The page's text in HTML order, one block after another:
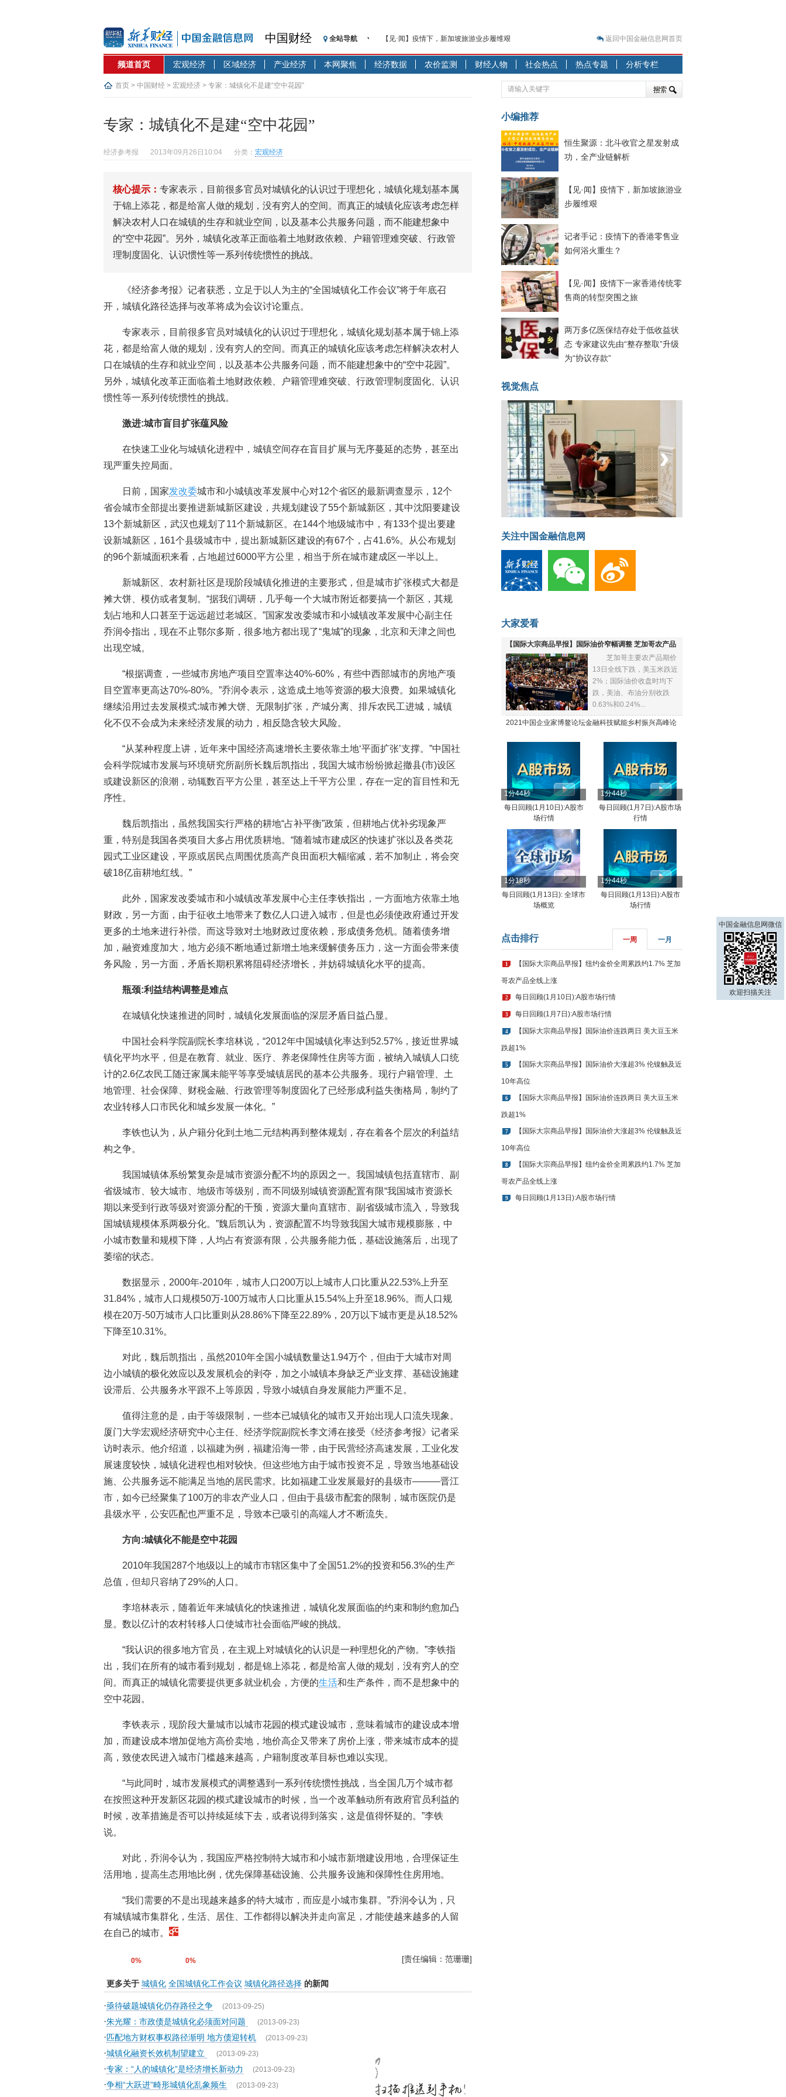
中国财经 全站导航
【见·闻】疫情下，新加坡旅游业步履维艰
记者手记：疫情下的香港零售业如何浴火重生？
【见·闻】疫情下一家香港传统零售商的转型突围之旅
济安金信：中国基金市场数据分析周报（2020. 07.27—2020.07.31）
【新华财经调查】同业存单、结构性存款玩起“跷跷板” 结构性失衡藏
央行公开市场净投放300亿元 短端资金利率明显下行
基本面及股市双轮冲击 债市回调十年期债表现最弱
沥青期货连续两日涨逾3% 沪银及两粕涨势喜人
恒生聚源：北斗收官之星发射成功，全产业链解析
济安金信：中国基金市场数据分析周报（2020. 08.17—2020.08.21）
返回中国金融信息网首页
频道首页 宏观经济 区域经济 产业经济 本网聚焦 经济数据 农价监测 财经人物 社会热点 热点专题 分析专栏
首页 > 中国财经 > 宏观经济 > 专家：城镇化不是建“空中花园”
专家：城镇化不是建“空中花园”
经济参考报 2013年09月26日10:04 分类： 宏观经济
核心提示： 专家表示，目前很多官员对城镇化的认识过于理想化，城镇化规划基本属
于锦上添花，都是给富人做的规划，没有穷人的空间。而真正的城镇化应该考虑怎样
解决农村人口在城镇的生存和就业空间，以及基本公共服务问题，而不能建想象中
的“空中花园”。另外，城镇化改革正面临着土地财政依赖、户籍管理难突破、行政管
理制度固化、认识惯性等一系列传统惯性的挑战。
《经济参考报》记者获悉，立足于以人为主的“全国城镇化工作会议”将于年底召
开，城镇化路径选择与改革将成为会议讨论重点。
专家表示，目前很多官员对城镇化的认识过于理想化，城镇化规划基本属于锦上添
花，都是给富人做的规划，没有穷人的空间。而真正的城镇化应该考虑怎样解决农村人
口在城镇的生存和就业空间，以及基本公共服务问题，而不能建想象中的“空中花园”。
另外，城镇化改革正面临着土地财政依赖、户籍管理难突破、行政管理制度固化、认识
惯性等一系列传统惯性的挑战。
激进:城市盲目扩张蕴风险
在快速工业化与城镇化进程中，城镇空间存在盲目扩展与无序蔓延的态势，甚至出
现严重失控局面。
日前，国家发改委城市和小城镇改革发展中心对12个省区的最新调查显示，12个
省会城市全部提出要推进新城新区建设，共规划建设了55个新城新区，其中沈阳要建设
13个新城新区，武汉也规划了11个新城新区。在144个地级城市中，有133个提出要建
设新城新区，161个县级城市中，提出新城新区建设的有67个，占41.6%。从公布规划
的96个新城面积来看，占地超过6000平方公里，相当于所在城市建成区一半以上。
新城新区、农村新社区是现阶段城镇化推进的主要形式，但是城市扩张模式大都是
摊大饼、模仿或者复制。“据我们调研，几乎每一个大城市附近都要搞一个新区，其规
划占地和人口甚至于远远超过老城区。”国家发改委城市和小城镇改革发展中心副主任
乔润令指出，现在不止鄂尔多斯，很多地方都出现了“鬼城”的现象，北京和天津之间也
出现空城。
“根据调查，一些城市房地产项目空置率达40%-60%，有些中西部城市的房地产项
目空置率更高达70%-80%。”乔润令表示，这造成土地等资源的极大浪费。如果城镇化
继续沿用过去发展模式:城市摊大饼、无限制扩张，产城分离、排斥农民工进城，城镇
化不仅不会成为未来经济发展的动力，相反隐含较大风险。
“从某种程度上讲，近年来中国经济高速增长主要依靠土地‘平面扩张’支撑。”中国社
会科学院城市发展与环境研究所副所长魏后凯指出，我国大城市纷纷掀起撤县(市)设区
或建设新区的浪潮，动辄数百平方公里，甚至达上千平方公里，存在一定的盲目性和无
序性。
魏后凯指出，虽然我国实行严格的耕地“占补平衡”政策，但耕地占优补劣现象严
重，特别是我国各类项目大多占用优质耕地。“随着城市建成区的快速扩张以及各类花
园式工业区建设，平原或居民点周围优质高产良田面积大幅缩减，若不加制止，将会突
破18亿亩耕地红线。”
此外，国家发改委城市和小城镇改革发展中心主任李铁指出，一方面地方依靠土地
财政，另一方面，由于征收土地带来了数亿人口进入城市，但是也必须使政府通过开发
更多的土地来进行补偿。而这导致对土地财政过度依赖，形成债务危机。随着债务增
加，融资难度加大，地方必须不断地通过新增土地来缓解债务压力，这一方面会带来债
务风险，另一方面，矛盾长期积累将阻碍经济增长，并妨碍城镇化水平的提高。
瓶颈:利益结构调整是难点
在城镇化快速推进的同时，城镇化发展面临的深层矛盾日益凸显。
中国社会科学院副院长李培林说，“2012年中国城镇化率达到52.57%，接近世界城
镇化平均水平，但是在教育、就业、医疗、养老保障性住房等方面，被纳入城镇人口统
计的2.6亿农民工随迁家属未能平等享受城镇居民的基本公共服务。现行户籍管理、土
地管理、社会保障、财税金融、行政管理等制度固化了已经形成利益失衡格局，制约了
农业转移人口市民化和城乡发展一体化。”
李铁也认为，从户籍分化到土地二元结构再到整体规划，存在着各个层次的利益结
构之争。
我国城镇体系纷繁复杂是城市资源分配不均的原因之一。我国城镇包括直辖市、副
省级城市、较大城市、地级市等级别，而不同级别城镇资源配置有限“我国城市资源长
期以来受到行政等级对资源分配的干预，资源大量向直辖市、副省级城市流入，导致我
国城镇规模体系两极分化。”魏后凯认为，资源配置不均导致我国大城市规模膨胀，中
小城市数量和规模下降，人均占有资源有限，公共服务能力低，基础设施落后，出现了
萎缩的状态。
数据显示，2000年-2010年，城市人口200万以上城市人口比重从22.53%上升至
31.84%，城市人口规模50万-100万城市人口比重从15.54%上升至18.96%。而人口规
模在20万-50万城市人口比重则从28.86%下降至22.89%，20万以下城市更是从18.52%
下降至10.31%。
对此，魏后凯指出，虽然2010年全国小城镇数量达1.94万个，但由于大城市对周
边小城镇的极化效应以及发展机会的剥夺，加之小城镇本身缺乏产业支撑、基础设施建
设滞后、公共服务水平跟不上等原因，导致小城镇自身发展能力严重不足。
值得注意的是，由于等级限制，一些本已城镇化的城市又开始出现人口流失现象。
厦门大学宏观经济研究中心主任、经济学院副院长李文溥在接受《经济参考报》记者采
访时表示。他介绍道，以福建为例，福建沿海一带，由于民营经济高速发展，工业化发
展速度较快，城镇化进程也相对较快。但这些地方由于城市投资不足，导致当地基础设
施、公共服务远不能满足当地的居民需求。比如福建工业发展最好的县级市———晋江
市，如今已经聚集了100万的非农产业人口，但由于县级市配套的限制，城市医院仍是
县级水平，公安匹配也严重不足，导致本已吸引的高端人才不断流失。
方向:城镇化不能是空中花园
2010年我国287个地级以上的城市市辖区集中了全国51.2%的投资和56.3%的生产
总值，但却只容纳了29%的人口。
李培林表示，随着近年来城镇化的快速推进，城镇化发展面临的约束和制约愈加凸
显。数以亿计的农村转移人口使城市社会面临严峻的挑战。
“我认识的很多地方官员，在主观上对城镇化的认识是一种理想化的产物。”李铁指
出，我们在所有的城市看到规划，都是锦上添花，都是给富人做的规划，没有穷人的空
间。而真正的城镇化需要提供更多就业机会，方便的生活和生产条件，而不是想象中的
空中花园。
李铁表示，现阶段大量城市以城市花园的模式建设城市，意味着城市的建设成本增
加，而建设成本增加促地方高价卖地，地价高企又带来了房价上涨，带来城市成本的提
高，致使农民进入城市门槛越来越高，户籍制度改革目标也难以实现。
“与此同时，城市发展模式的调整遇到一系列传统惯性挑战，当全国几万个城市都
在按照这种开发新区花园的模式建设城市的时候，当一个改革触动所有政府官员利益的
时候，改革措施是否可以持续延续下去，或者说得到落实，这是值得怀疑的。”李铁
说。
对此，乔润令认为，我国应严格控制特大城市和小城市新增建设用地，合理保证生
活用地，提高生态用地比例，优先保障基础设施、公共服务设施和保障性住房用地。
“我们需要的不是出现越来越多的特大城市，而应是小城市集群。”乔润令认为，只
有城镇城市集群化，生活、居住、工作都得以解决并走向富足，才能使越来越多的人留
在自己的城市。
0% 0% [责任编辑：范珊珊]
更多关于 城镇化 全国城镇化工作会议 城镇化路径选择 的新闻
·亟待破题城镇化仍存路径之争 (2013-09-25)
·朱光耀：市政债是城镇化必须面对问题 (2013-09-23)
·匹配地方财权事权路径渐明 地方债迎转机 (2013-09-23)
·城镇化融资长效机制望建立 (2013-09-23)
·专家：“人的城镇化”是经济增长新动力 (2013-09-23)
·争相“大跃进”畸形城镇化乱象频生 (2013-09-23)
小编推荐
恒生聚源：北斗收官之星发射成
功，全产业链解析
【见·闻】疫情下，新加坡旅游业
步履维艰
记者手记：疫情下的香港零售业
如何浴火重生？
【见·闻】疫情下一家香港传统零
售商的转型突围之旅
两万多亿医保结存处于低收益状
态 专家建议先由“整存整取”升级
为“协议存款”
视觉焦点
坐上火车看老挝
‹ ›
关注中国金融信息网
大家爱看
【国际大宗商品早报】国际油价窄幅调整 芝加哥农产品
全线下跌
芝加哥主要农产品期价
13日全线下跌，美玉米跌近
2%；国际油价收盘时均下
跌，美油、布油分别收跌
0.63%和0.24%...
2021中国企业家博鳌论坛金融科技赋能乡村振兴高峰论
1分44秒
每日回顾(1月10日):A股市
场行情
1分44秒
每日回顾(1月7日):A股市场
行情
1分18秒
每日回顾(1月13日): 全球市
场概览
1分44秒
每日回顾(1月13日):A股市
场行情
点击排行 一周 一月
1 【国际大宗商品早报】纽约金价全周累跌约1.7% 芝加
哥农产品全线上涨
2 每日回顾(1月10日):A股市场行情
3 每日回顾(1月7日):A股市场行情
4 【国际大宗商品早报】国际油价连跌两日 美大豆玉米
跌超1%
5 【国际大宗商品早报】国际油价大涨超3% 伦镍触及近
10年高位
6 【国际大宗商品早报】国际油价连跌两日 美大豆玉米
跌超1%
7 【国际大宗商品早报】国际油价大涨超3% 伦镍触及近
10年高位
8 【国际大宗商品早报】纽约金价全周累跌约1.7% 芝加
哥农产品全线上涨
9 每日回顾(1月13日):A股市场行情
中国金融信息网微信
欢迎扫描关注